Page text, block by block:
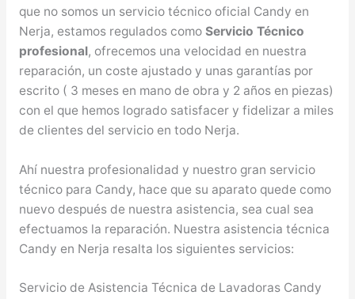
que no somos un servicio técnico oficial Candy en
Nerja, estamos regulados como Servicio Técnico
profesional, ofrecemos una velocidad en nuestra
reparación, un coste ajustado y unas garantías por
escrito ( 3 meses en mano de obra y 2 años en piezas)
con el que hemos logrado satisfacer y fidelizar a miles
de clientes del servicio en todo Nerja.
Ahí nuestra profesionalidad y nuestro gran servicio
técnico para Candy, hace que su aparato quede como
nuevo después de nuestra asistencia, sea cual sea
efectuamos la reparación. Nuestra asistencia técnica
Candy en Nerja resalta los siguientes servicios:
Servicio de Asistencia Técnica de Lavadoras Candy